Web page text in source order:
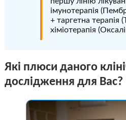
імунотерапія
+ таргетна терапія
хіміотерапія
Які плюси даного
дослідження для Вас?